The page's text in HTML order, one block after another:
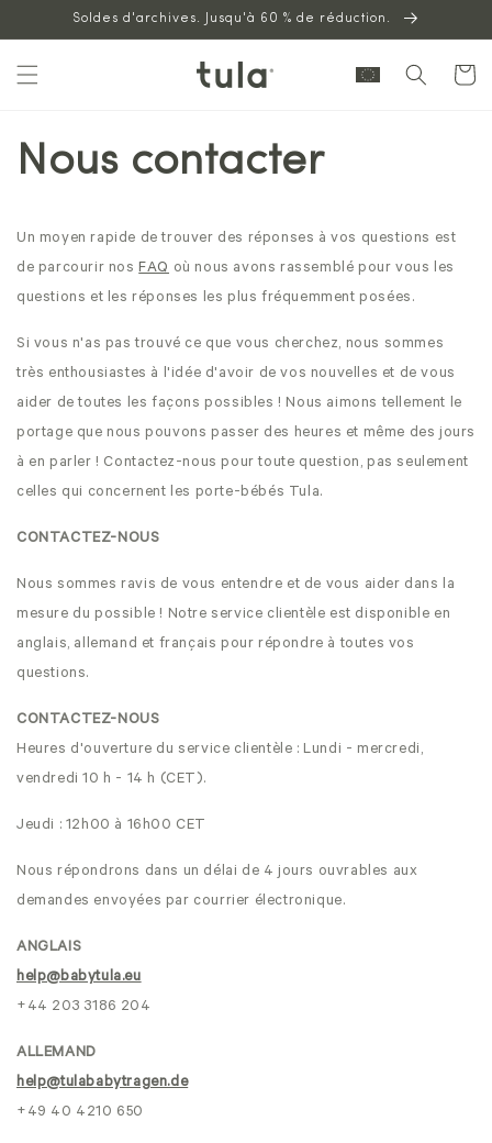
Aller au
contenu
Soldes d'archives. Jusqu'à 60 % de réduction.
Panier
Nous contacter
Un moyen rapide de trouver des réponses à vos questions est
de parcourir nosFAQ où nous avons rassemblé pour vous les
questions et les réponses les plus fréquemment posées.
Si vous n'as pas trouvé ce que vous cherchez, nous sommes
très enthousiastes à l'idée d'avoir de vos nouvelles et de vous
aider de toutes les façons possibles ! Nous aimons tellement le
portage que nous pouvons passer des heures et même des jours
à en parler ! Contactez-nous pour toute question, pas seulement
celles qui concernent les porte-bébés Tula.
CONTACTEZ-NOUS
Nous sommes ravis de vous entendre et de vous aider dans la
mesure du possible ! Notre service clientèle est disponible en
anglais, allemand et français pour répondre à toutes vos
questions.
CONTACTEZ-NOUS
Heures d'ouverture du service clientèle : Lundi - mercredi,
vendredi 10 h - 14 h (CET).
Jeudi : 12h00 à 16h00 CET
Nous répondrons dans un délai de 4 jours ouvrables aux
demandes envoyées par courrier électronique.
ANGLAIS
help@babytula.eu
+44 203 3186 204
ALLEMAND
help@tulababytragen.de
+49 40 4210 650